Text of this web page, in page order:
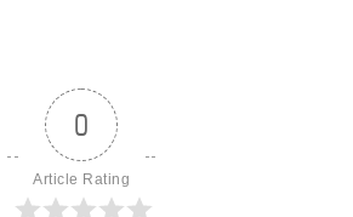
0
Article Rating